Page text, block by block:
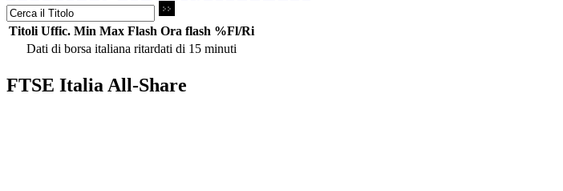
Titoli Uffic. Min Max Flash Ora flash %Fl/Ri
Dati di borsa italiana ritardati di 15 minuti
FTSE Italia All-Share